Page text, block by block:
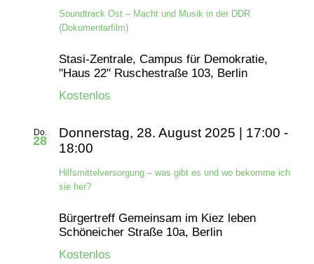
Soundtrack Ost – Macht und Musik in der DDR
(Dokumentarfilm)
Stasi-Zentrale, Campus für Demokratie,
"Haus 22" Ruschestraße 103, Berlin
Kostenlos
Do.
28
Hilfsmittelversorgung – was gibt es und wo bekomme ich
sie her?
Donnerstag, 28. August 2025 | 17:00 -
18:00
Bürgertreff Gemeinsam im Kiez leben
Schöneicher Straße 10a, Berlin
Kostenlos